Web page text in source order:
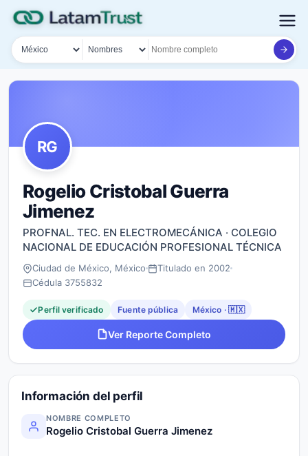
País
Tipo de búsqueda
Nombre o documento
RG
Rogelio Cristobal Guerra
Jimenez
PROFNAL. TEC. EN ELECTROMECÁNICA · COLEGIO
NACIONAL DE EDUCACIÓN PROFESIONAL TÉCNICA
Ciudad de México, México
Titulado en 2002
Cédula 3755832
Perfil verificado Fuente pública México · 🇲🇽
Ver Reporte Completo
Información del perfil
NOMBRE COMPLETO
Rogelio Cristobal Guerra Jimenez